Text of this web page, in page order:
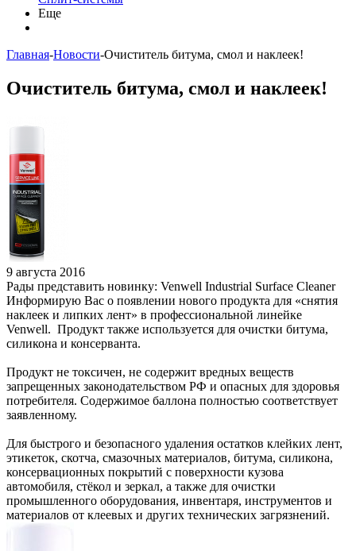
Еще
Главная-Новости-Очиститель битума, смол и наклеек!
Очиститель битума, смол и наклеек!
9 августа 2016
Рады представить новинку: Venwell Industrial Surface Cleaner
Информирую Вас о появлении нового продукта для «снятия
наклеек и липких лент» в профессиональной линейке
Venwell. Продукт также используется для очистки битума,
силикона и консерванта.
Продукт не токсичен, не содержит вредных веществ
запрещенных законодательством РФ и опасных для здоровья
потребителя. Содержимое баллона полностью соответствует
заявленному.
Для быстрого и безопасного удаления остатков клейких лент,
этикеток, скотча, смазочных материалов, битума, силикона,
консервационных покрытий с поверхности кузова
автомобиля, стёкол и зеркал, а также для очистки
промышленного оборудования, инвентаря, инструментов и
материалов от клеевых и других технических загрязнений.